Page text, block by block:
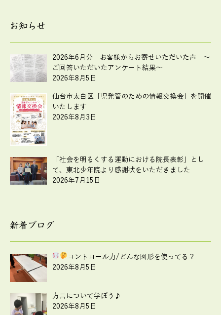
お知らせ
2026年6月分 お客様からお寄せいただいた声 ～
ご回答いただいたアンケート結果～
2026年8月5日
仙台市太白区「児発管のための情報交換会」を開催
いたします
2026年8月3日
「社会を明るくする運動における院長表彰」とし
て、東北少年院より感謝状をいただきました
2026年7月15日
新着ブログ
コントロール力/どんな図形を使ってる？
2026年8月5日
方言について学ぼう♪
2026年8月5日